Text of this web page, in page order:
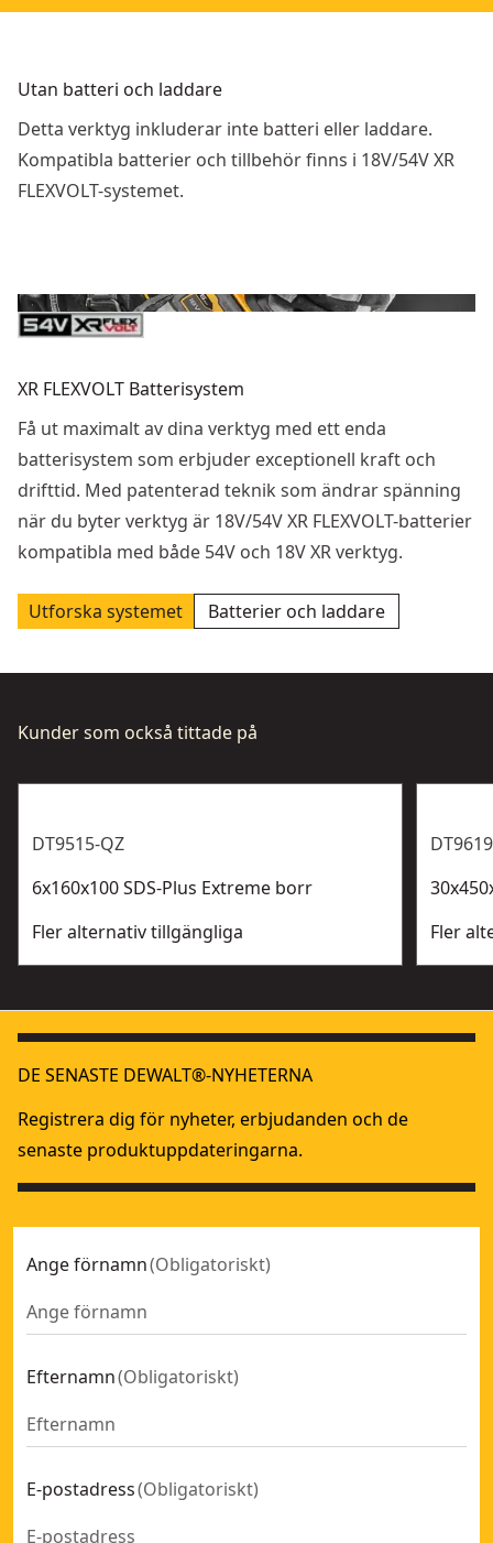
Utan batteri och laddare
Detta verktyg inkluderar inte batteri eller laddare.
Kompatibla batterier och tillbehör finns i 18V/54V XR
FLEXVOLT-systemet.
XR FLEXVOLT Batterisystem
Få ut maximalt av dina verktyg med ett enda
batterisystem som erbjuder exceptionell kraft och
drifttid. Med patenterad teknik som ändrar spänning
när du byter verktyg är 18V/54V XR FLEXVOLT-batterier
kompatibla med både 54V och 18V XR verktyg.
Utforska systemet Batterier och laddare
Kunder som också tittade på
DT9515-QZ
6x160x100 SDS-Plus Extreme borr
Fler alternativ tillgängliga
Fler
DE SENASTE DEWALT®-NYHETERNA
Registrera dig för nyheter, erbjudanden och de
senaste produktuppdateringarna.
Ange förnamn(Obligatoriskt)
Efternamn(Obligatoriskt)
E-postadress(Obligatoriskt)